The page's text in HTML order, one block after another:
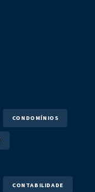
CONDOMÍNIOS
CONTABILIDADE